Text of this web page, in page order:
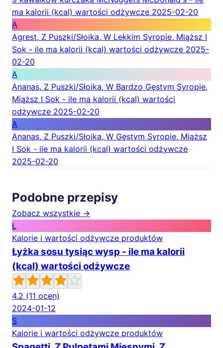
ma kalorii (kcal) wartości odżywcze 2025-02-20
A
Agrest, Z Puszki/Słoika, W Lekkim Syropie, Miąższ I
Sok - ile ma kalorii (kcal) wartości odżywcze 2025-
02-20
A
Ananas, Z Puszki/Słoika, W Bardzo Gęstym Syropie,
Miąższ I Sok - ile ma kalorii (kcal) wartości
odżywcze 2025-02-20
A
Ananas, Z Puszki/Słoika, W Gęstym Syropie, Miąższ
I Sok - ile ma kalorii (kcal) wartości odżywcze
2025-02-20
Podobne przepisy
Zobacz wszystkie →
Ł
Kalorie i wartości odżywcze produktów
Łyżka sosu tysiąc wysp - ile ma kalorii
(kcal) wartości odżywcze
4.2 (11 ocen)
2024-01-12
S
Kalorie i wartości odżywcze produktów